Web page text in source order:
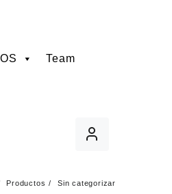
Team
Productos Sin categorizar